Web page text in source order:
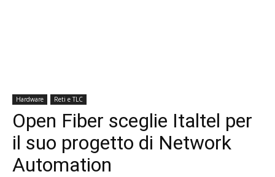
Hardware Reti e TLC
Open Fiber sceglie Italtel per
il suo progetto di Network
Automation